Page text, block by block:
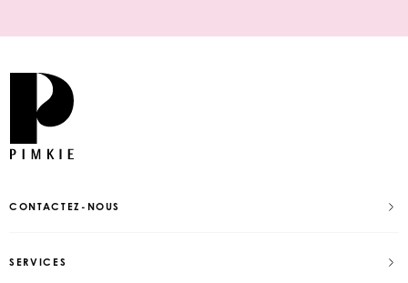
CONTACTEZ-NOUS
SERVICES